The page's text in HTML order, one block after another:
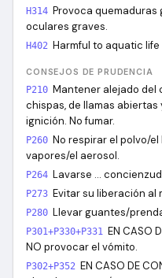
H314 Provoca quemaduras
oculares graves.
H402 Harmful to aquatic life
CONSEJOS DE PRUDENCIA
P210 Mantener alejado del
chispas, de llamas
ignición. No fumar.
P260 No respirar el polvo/
vapores/el aerosol.
P264 Lavarse …
P273 Evitar su liberación al
P280 Llevar guantes/
P301+P330+P331 EN CASO
NO provocar el vómito.
P302+P352 EN CASO DE